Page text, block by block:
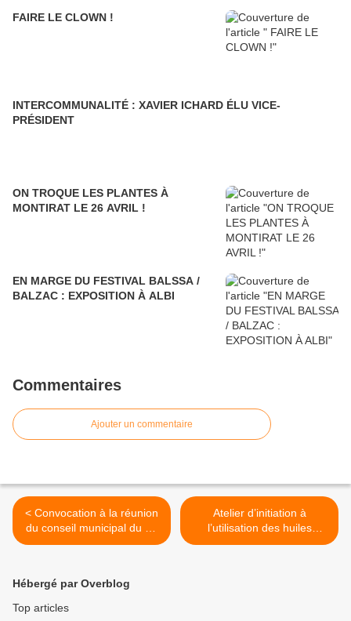
FAIRE LE CLOWN !
INTERCOMMUNALITÉ : XAVIER ICHARD ÉLU VICE-
PRÉSIDENT
ON TROQUE LES PLANTES À
MONTIRAT LE 26 AVRIL !
EN MARGE DU FESTIVAL BALSSA /
BALZAC : EXPOSITION À ALBI
Commentaires
Ajouter un commentaire
< Convocation à la réunion
du conseil municipal du 29
novembre 2021
Atelier d’initiation à
l’utilisation des huiles
essentielles (HE) >
Hébergé par Overblog
Top articles